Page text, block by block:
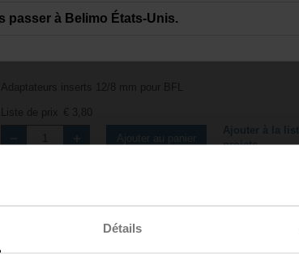
Détails
Adaptateurs inserts 12/8 mm pour BFL
Liste de prix € 3,80
projets
passer à Belimo États-Unis.